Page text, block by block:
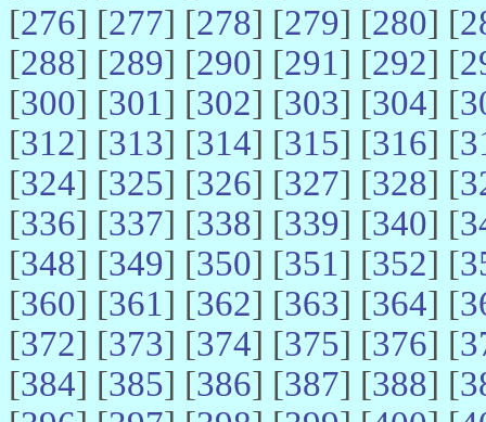
[276] [277] [278] [279] [280] [
[288] [289] [290] [291] [292] [
[300] [301] [302] [303] [304] [
[312] [313] [314] [315] [316] [
[324] [325] [326] [327] [328] [
[336] [337] [338] [339] [340] [
[348] [349] [350] [351] [352] [
[360] [361] [362] [363] [364] [
[372] [373] [374] [375] [376] [
[384] [385] [386] [387] [388] [